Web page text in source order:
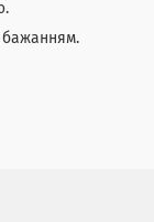
бажанням.